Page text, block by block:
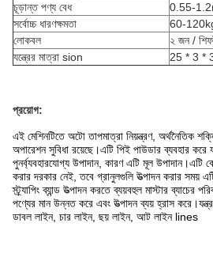
চূড়ান্ত পণ্য বেধ
0.55-
সর্বোচ্চ ধারণক্ষমতা
60-120kg
লোকবল
২ জন /
যন্ত্রের মাত্রা sion
25 * 3 *
প্রয়োগ:
এই মেশিনটিতে অটো তাপমাত্রা নিয়ন্ত্রণ, অর্থনৈতিক
অপারেশন সুবিধা রয়েছে।এটি পিই পাউডার ব্যবহার
পুনর্ব্যবহারযোগ্য উপাদান, কারণ এটি মূল উপাদান।এটি
করার দরকার নেই, তবে গ্রানুলগুলি উত্পাদন করার সময়
স্ট্র্যাপিং ব্যান্ড উত্পাদন করতে ব্যয়বহুল মাস্টার ব্যাচের
পণ্যের মান উন্নত করে এবং উত্পাদন ব্যয় হ্রাস
ডাবল লাইন, চার লাইন, ছয় লাইন, আট লাইন lines